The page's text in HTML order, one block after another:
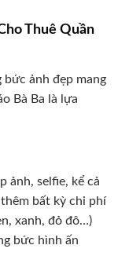
Thuê Quần
ảnh đẹp mang
Bà Ba là lựa
ảnh, selfie, kể cả
bất kỳ chi phí
xanh, đỏ đô…)
bức hình ấn